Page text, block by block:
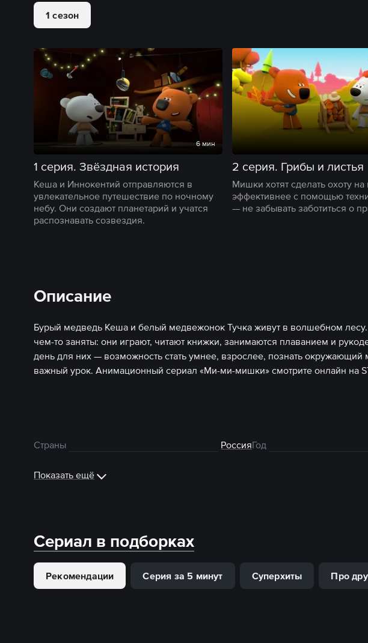
1 сезон
6 мин
1 серия. Звёздная история
Кеша и Иннокентий отправляются в
увлекательное путешествие по ночному
небу. Они создают планетарий и учатся
распознавать созвездия.
2 серия. Грибы и листья
Мишки хотят сделать охоту на
эффективнее с помощью
— не забывать заботиться о
Описание
Бурый медведь Кеша и белый медвежонок Тучка живут в волшебном
чем-то заняты: они играют, читают книжки, занимаются плаванием и
день для них — возможность стать умнее, взрослее, познать окружающий
важный урок. Анимационный сериал «Ми-ми-мишки» смотрите онлайн на
Страны РоссияГод
Показать ещё
Сериал в подборках
Рекомендации Серия за 5 минут Суперхиты Про